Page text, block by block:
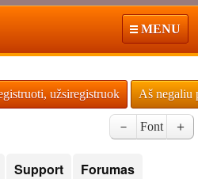
MENU
užsiregistruok Aš negaliu
－ Font ＋
Support Forumas